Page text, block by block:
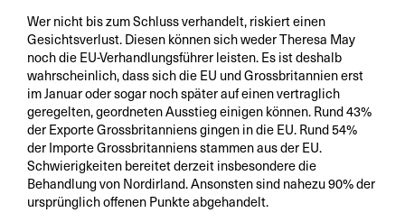
Wer nicht bis zum Schluss verhandelt, riskiert einen
Gesichtsverlust. Diesen können sich weder Theresa May
noch die EU-Verhandlungsführer leisten. Es ist deshalb
wahrscheinlich, dass sich die EU und Grossbritannien erst
im Januar oder sogar noch später auf einen vertraglich
geregelten, geordneten Ausstieg einigen können. Rund 43%
der Exporte Grossbritanniens gingen in die EU. Rund 54%
der Importe Grossbritanniens stammen aus der EU.
Schwierigkeiten bereitet derzeit insbesondere die
Behandlung von Nordirland. Ansonsten sind nahezu 90% der
ursprünglich offenen Punkte abgehandelt.